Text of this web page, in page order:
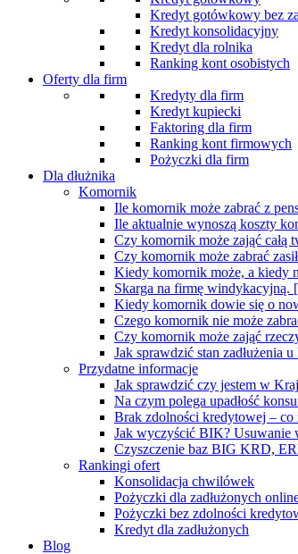
Kredyt gotówkowy bez
Kredyt konsolidacyjny
Kredyt dla rolnika
Ranking kont osobistych
Oferty dla firm
Kredyty dla firm
Kredyt kupiecki
Faktoring dla firm
Ranking kont firmowych
Pożyczki dla firm
Dla dłużnika
Komornik
Ile komornik może zabrać z
Ile aktualnie wynoszą koszty
Czy komornik może zająć całą
Czy komornik może zabrać
Kiedy komornik może, a kiedy
Skarga na firmę windykacyjną.
Kiedy komornik dowie się o
Czego komornik nie może
Czy komornik może zająć
Jak sprawdzić stan zadłużenia
Przydatne informacje
Jak sprawdzić czy jestem w
Na czym polega upadłość
Brak zdolności kredytowej –
Jak wyczyścić BIK?
Czyszczenie baz BIG KRD,
Rankingi ofert
Konsolidacja chwilówek
Pożyczki dla zadłużonych
Pożyczki bez zdolności
Kredyt dla zadłużonych
Blog